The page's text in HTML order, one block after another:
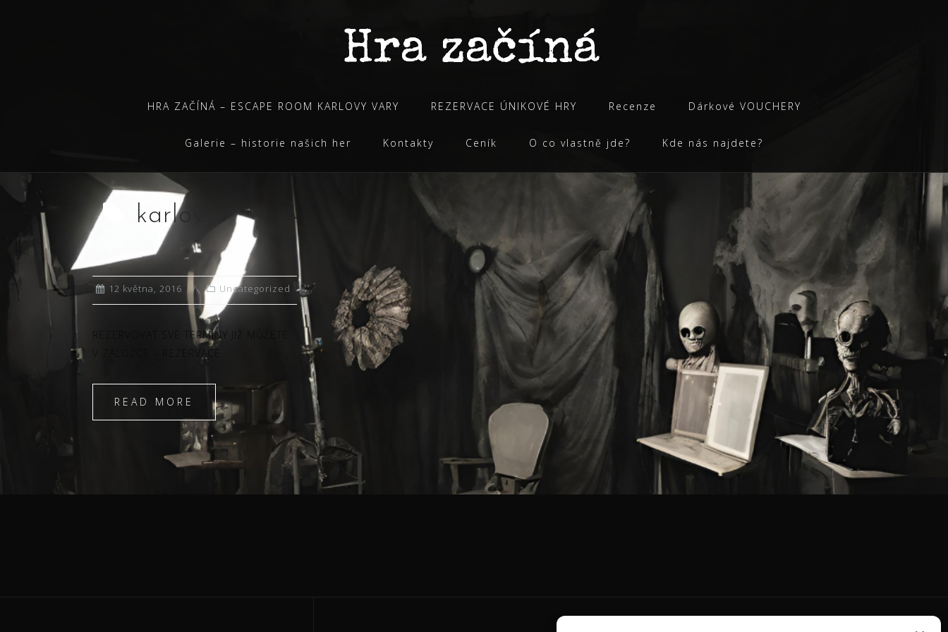
HRA ZAČÍNÁ – ESCAPE ROOM KARLOVY VARY REZERVACE ÚNIKOVÉ HRY Recenze Dárkové VOUCHERY
Galerie – historie našich her Kontakty Ceník O co vlastně jde? Kde nás najdete?
karlovy
12 května, 2016 Uncategorized
REZERVOVAT SVÉ TERMÍNY JIŽ MŮŽETE
V ZÁLOŽCE – REZERVACE
READ MORE